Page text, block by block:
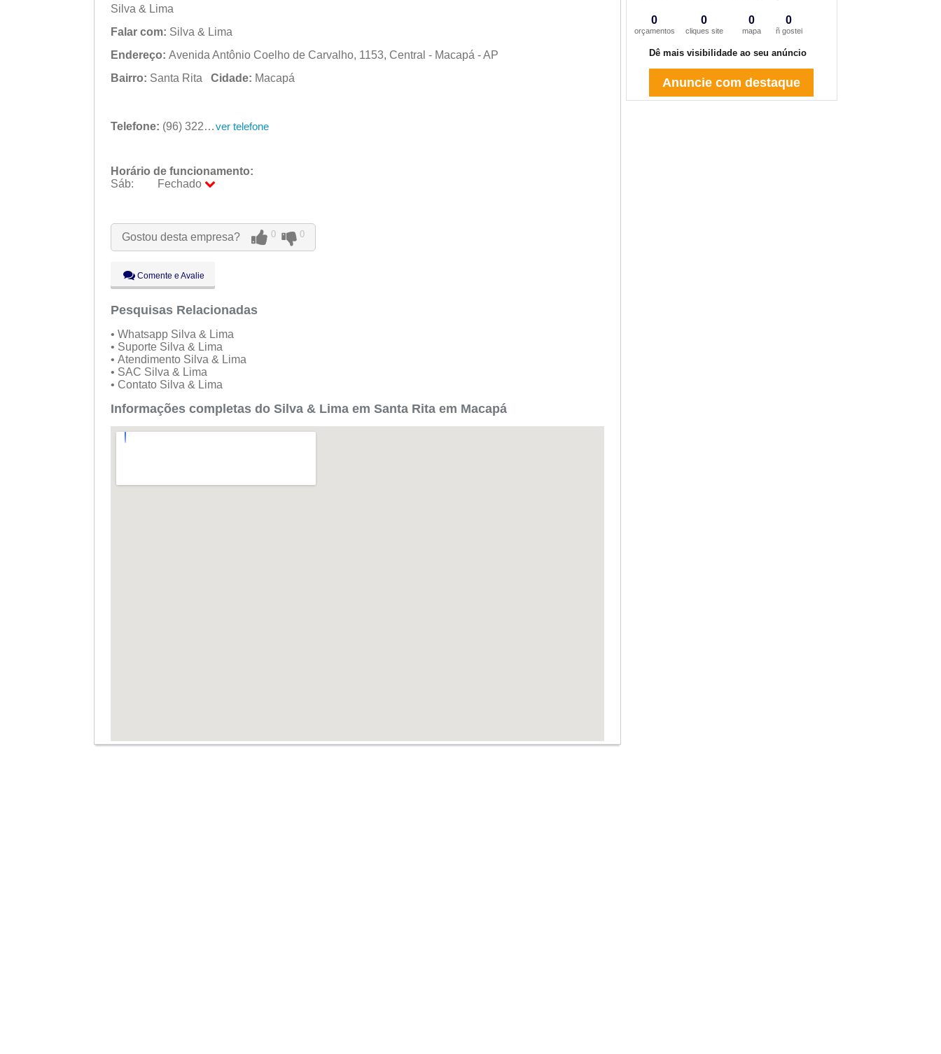
Silva & Lima
Falar com: Silva & Lima
Endereço: Avenida Antônio Coelho de Carvalho, 1153, Central - Macapá - AP
Bairro: Santa Rita Cidade: Macapá
Telefone: (96) 3222-7253 ver telefone
Horário de funcionamento:
Sáb:
Fechado
Ter:
09:00 - 18:00
Qua:
09:00 - 18:00
Sex:
09:00 - 18:00
Sáb:
Fechado
Dom:
Fechado
Gostou desta empresa? 0 0
Comente e Avalie
Pesquisas Relacionadas
• Whatsapp Silva & Lima
• Suporte Silva & Lima
• Atendimento Silva & Lima
• SAC Silva & Lima
• Contato Silva & Lima
Informações completas do Silva & Lima em Santa Rita em Macapá
0
orçamentos
0
cliques site
0
mapa
0
ñ gostei
Dê mais visibilidade ao seu anúncio
Anuncie com destaque